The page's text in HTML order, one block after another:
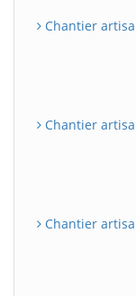
Chantier
Chantier
Chantier